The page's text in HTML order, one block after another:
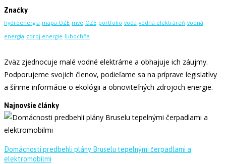
Značky
hydroenergia mapa OZE mve OZE portfolio voda vodná elektráreň vodná
energia zdroj energie ľubochňa
Zväz zjednocuje malé vodné elektrárne a obhajuje ich záujmy.
Podporujeme svojich členov, podieľame sa na príprave legislatívy
a šírime informácie o ekológii a obnoviteľných zdrojoch energie.
Najnovšie články
Domácnosti predbehli plány Bruselu tepelnými čerpadlami a
elektromobilmi